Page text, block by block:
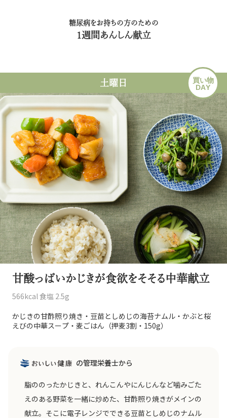
糖尿病をお持ちの方のための
1週間あんしん献立
土曜日
買い物
DAY
甘酸っぱいかじきが食欲をそそる中華献立
566kcal 食塩 2.5g
かじきの甘酢照り焼き・豆苗としめじの海苔ナムル・かぶと桜
えびの中華スープ・麦ごはん（押麦3割・150g）
の管理栄養士から
脂ののったかじきと、れんこんやにんじんなど噛みごた
えのある野菜を一緒に炒めた、甘酢照り焼きがメインの
献立。そこに電子レンジでできる豆苗としめじのナムル